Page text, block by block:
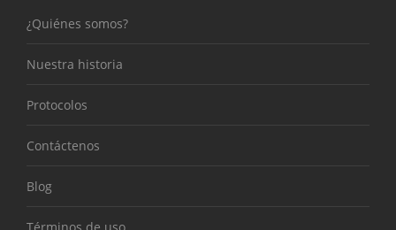
¿Quiénes somos?
Nuestra historia
Protocolos
Contáctenos
Blog